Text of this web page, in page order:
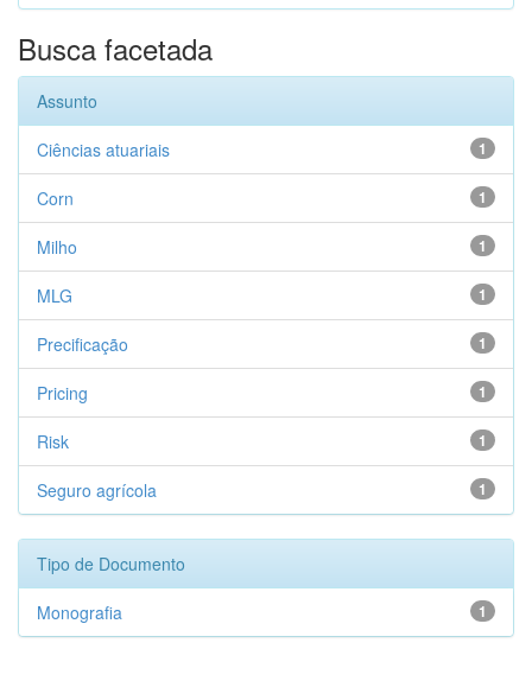
Busca facetada
Assunto
1
Ciências atuariais
1
Corn
1
Milho
1
MLG
1
Precificação
1
Pricing
1
Risk
1
Seguro agrícola
Tipo de Documento
1
Monografia